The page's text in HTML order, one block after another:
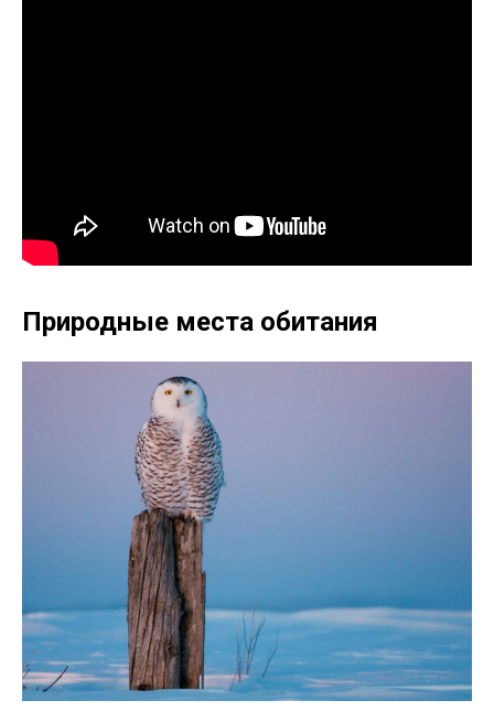
Природные места обитания